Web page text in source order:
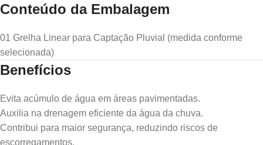
Conteúdo da Embalagem
01 Grelha Linear para Captação Pluvial (medida conforme
selecionada)
Benefícios
Evita acúmulo de água em áreas pavimentadas.
Auxilia na drenagem eficiente da água da chuva.
Contribui para maior segurança, reduzindo riscos de
escorregamentos.